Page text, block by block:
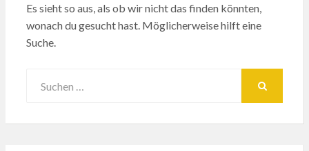
Es sieht so aus, als ob wir nicht das finden könnten,
wonach du gesucht hast. Möglicherweise hilft eine
Suche.